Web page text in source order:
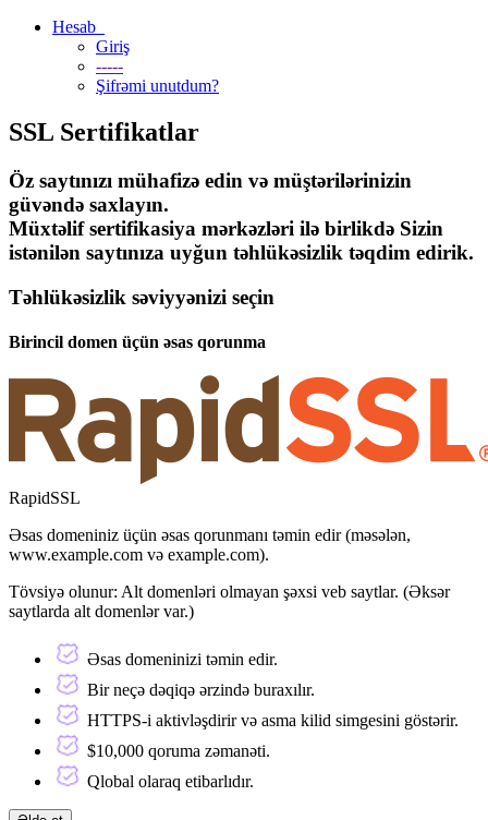
Hesab
Giriş
-----
Şifrəmi unutdum?
SSL Sertifikatlar
Öz saytınızı mühafizə edin və müştərilərinizin
güvəndə saxlayın.
Müxtəlif sertifikasiya mərkəzləri ilə birlikdə Sizin
istənilən saytınıza uyğun təhlükəsizlik təqdim edirik.
Təhlükəsizlik səviyyənizi seçin
Birincil domen üçün əsas qorunma
RapidSSL
Əsas domeniniz üçün əsas qorunmanı təmin edir (məsələn,
www.example.com və example.com).
Tövsiyə olunur: Alt domenləri olmayan şəxsi veb saytlar. (Əksər
saytlarda alt domenlər var.)
Əsas domeninizi təmin edir.
Bir neçə dəqiqə ərzində buraxılır.
HTTPS-i aktivləşdirir və asma kilid simgesini göstərir.
$10,000 qoruma zəmanəti.
Qlobal olaraq etibarlıdır.